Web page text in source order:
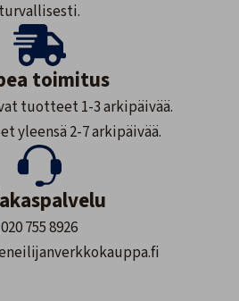
turvallisesti.
toimitus
tuotteet 1-3 arkipäivää.
yleensä 2-7 arkipäivää.
020 755 8926